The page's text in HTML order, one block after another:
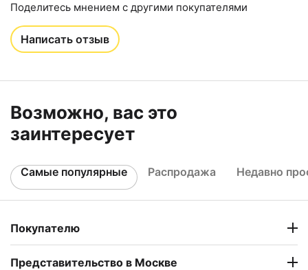
Поделитесь мнением с другими покупателями
Написать отзыв
Возможно, вас это
заинтересует
Самые популярные Распродажа Недавно
Покупателю
Представительство в Москве